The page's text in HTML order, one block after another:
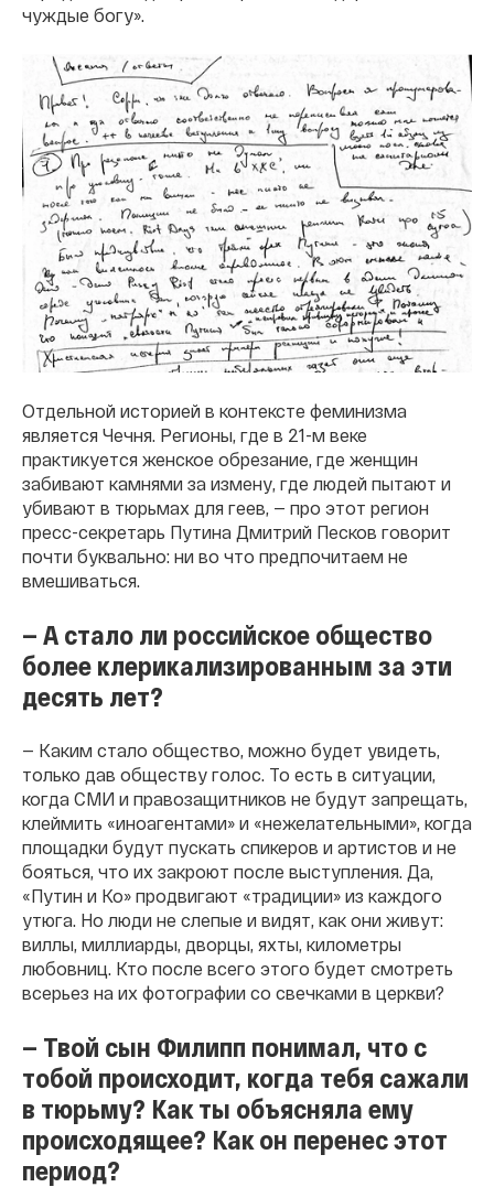
чуждые богу».
Отдельной историей в контексте феминизма
является Чечня. Регионы, где в 21-м веке
практикуется женское обрезание, где женщин
забивают камнями за измену, где людей пытают и
убивают в тюрьмах для геев, — про этот регион
пресс-секретарь Путина Дмитрий Песков говорит
почти буквально: ни во что предпочитаем не
вмешиваться.
— А стало ли российское общество
более клерикализированным за эти
десять лет?
— Каким стало общество, можно будет увидеть,
только дав обществу голос. То есть в ситуации,
когда СМИ и правозащитников не будут запрещать,
клеймить «иноагентами» и «нежелательными», когда
площадки будут пускать спикеров и артистов и не
бояться, что их закроют после выступления. Да,
«Путин и Ко» продвигают «традиции» из каждого
утюга. Но люди не слепые и видят, как они живут:
виллы, миллиарды, дворцы, яхты, километры
любовниц. Кто после всего этого будет смотреть
всерьез на их фотографии со свечками в церкви?
— Твой сын Филипп понимал, что с
тобой происходит, когда тебя сажали
в тюрьму? Как ты объясняла ему
происходящее? Как он перенес этот
период?